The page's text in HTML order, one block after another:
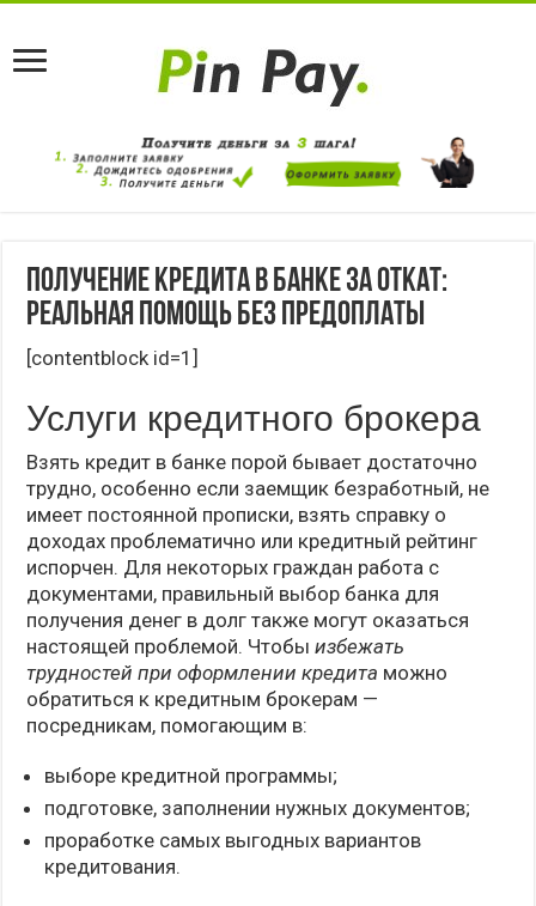
Получение кредита в банке за откат:
реальная помощь без предоплаты
[contentblock id=1]
Услуги кредитного брокера
Взять кредит в банке порой бывает достаточно
трудно, особенно если заемщик безработный, не
имеет постоянной прописки, взять справку о
доходах проблематично или кредитный рейтинг
испорчен. Для некоторых граждан работа с
документами, правильный выбор банка для
получения денег в долг также могут оказаться
настоящей проблемой. Чтобыизбежать
трудностей при оформлении кредита можно
обратиться к кредитным брокерам —
посредникам, помогающим в:
выборе кредитной программы;
подготовке, заполнении нужных документов;
проработке самых выгодных вариантов
кредитования.